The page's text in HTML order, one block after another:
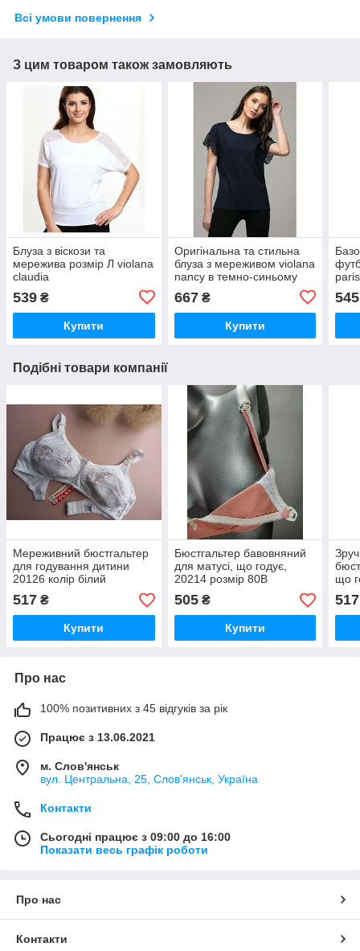
Всі умови повернення
З цим товаром також замовляють
Блуза з віскози та
мережива розмір Л violana
claudia
539 ₴
Купити
Оригінальна та стильна
блуза з мереживом violana
nancy в темно-синьому
667₴
Купити
545
Подібні товари компанії
Мереживний бюстгальтер
для годування дитини
20126 колір білий
517 ₴
Купити
Бюстгальтер бавовняний
для матусі, що годує,
20214 розмір 80В
505₴
Купити
що
517
Про нас
100% позитивних з 45 відгуків за рік
Працює з 13.06.2021
м. Слов'янськ
вул. Центральна, 25, Слов'янськ, Україна
Контакти
Сьогодні працює з 09:00 до 16:00
Показати весь графік роботи
Про нас
Контакти